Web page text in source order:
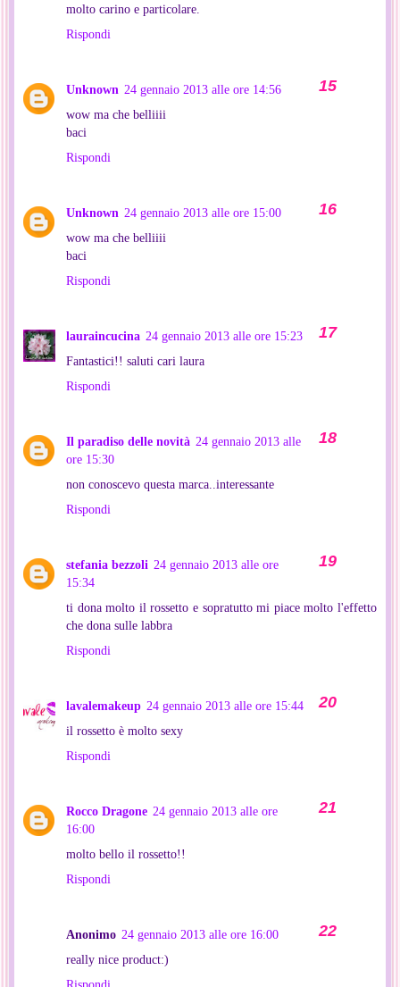
molto carino e particolare.
Rispondi
Unknown 24 gennaio 2013 alle ore 14:56
wow ma che belliiii
baci
Rispondi
Unknown 24 gennaio 2013 alle ore 15:00
wow ma che belliiii
baci
Rispondi
lauraincucina 24 gennaio 2013 alle ore 15:23
Fantastici!! saluti cari laura
Rispondi
Il paradiso delle novità 24 gennaio 2013 alle
ore 15:30
non conoscevo questa marca..interessante
Rispondi
stefania bezzoli 24 gennaio 2013 alle ore
15:34
ti dona molto il rossetto e sopratutto mi piace molto l'effetto
che dona sulle labbra
Rispondi
lavalemakeup 24 gennaio 2013 alle ore 15:44
il rossetto è molto sexy
Rispondi
Rocco Dragone 24 gennaio 2013 alle ore
16:00
molto bello il rossetto!!
Rispondi
Anonimo 24 gennaio 2013 alle ore 16:00
really nice product:)
Rispondi